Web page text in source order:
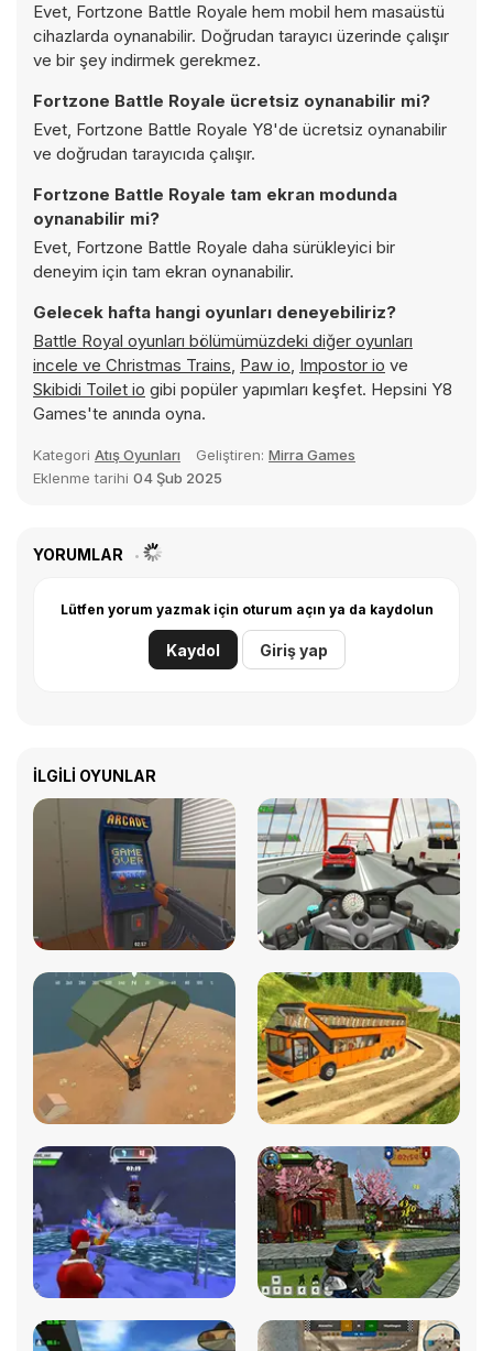
Evet, Fortzone Battle Royale hem mobil hem masaüstü
cihazlarda oynanabilir. Doğrudan tarayıcı üzerinde çalışır
ve bir şey indirmek gerekmez.
Fortzone Battle Royale ücretsiz oynanabilir mi?
Evet, Fortzone Battle Royale Y8'de ücretsiz oynanabilir
ve doğrudan tarayıcıda çalışır.
Fortzone Battle Royale tam ekran modunda
oynanabilir mi?
Evet, Fortzone Battle Royale daha sürükleyici bir
deneyim için tam ekran oynanabilir.
Gelecek hafta hangi oyunları deneyebiliriz?
Battle Royal oyunları bölümümüzdeki diğer oyunları
incele ve Christmas Trains, Paw io, Impostor io ve
Skibidi Toilet io gibi popüler yapımları keşfet. Hepsini Y8
Games'te anında oyna.
Kategori Atış Oyunları Geliştiren: Mirra Games
Eklenme tarihi 04 Şub 2025
YORUMLAR
Lütfen yorum yazmak için oturum açın ya da kaydolun
Kaydol Giriş yap
İLGILI OYUNLAR